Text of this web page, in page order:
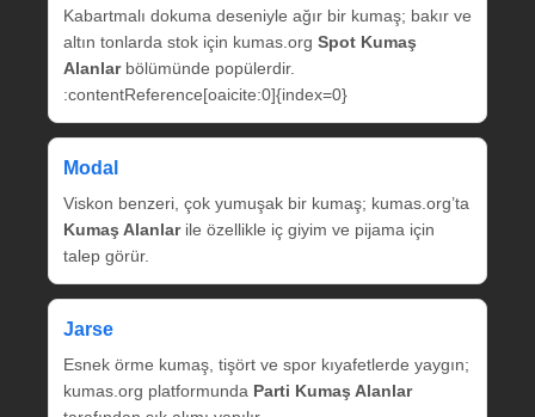
Kabartmalı dokuma deseniyle ağır bir kumaş; bakır ve
altın tonlarda stok için kumas.org Spot Kumaş
Alanlarbölümünde popülerdir.
:contentReference[oaicite:0]{index=0}
Modal
Viskon benzeri, çok yumuşak bir kumaş; kumas.org’ta
Kumaş Alanlarile özellikle iç giyim ve pijama için
talep görür.
Jarse
Esnek örme kumaş, tişört ve spor kıyafetlerde yaygın;
kumas.org platformunda Parti Kumaş Alanlar